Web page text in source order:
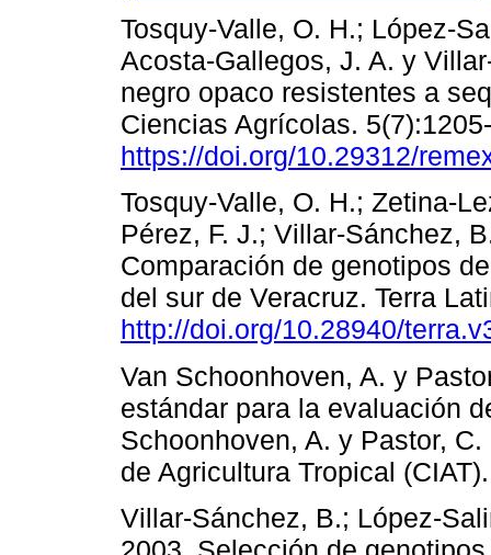
Tosquy-Valle, O. H.; López-
Acosta-Gallegos, J. A. y
negro opaco resistentes a
Ciencias Agrícolas.
https://doi.org/10.29312/
Tosquy-Valle, O. H.; Zetina-
Pérez, F. J.; Villar-Sánchez,
Comparación de genotipos
del sur de Veracruz. Terra
http://doi.org/10.28940/
Van Schoonhoven, A. y
estándar para la evaluación
Schoonhoven, A. y Pastor,
de Agricultura Tropical
Villar-Sánchez, B.; López-